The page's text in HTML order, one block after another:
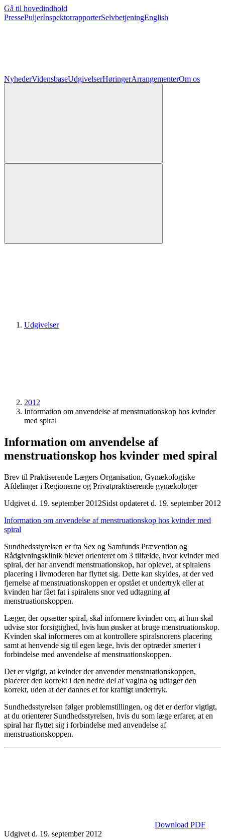
Gå til hovedindhold
PressePuljerInspektorrapporterSelvbetjeningEnglish
NyhederVidensbaseUdgivelserHøringerArrangementerOm os
Udgivelser
2012
Information om anvendelse af menstruationskop hos kvinder
med spiral
Information om anvendelse af
menstruationskop hos kvinder med spiral
Brev til Praktiserende Lægers Organisation, Gynækologiske
Afdelinger i Regionerne og Privatpraktiserende gynækologer
Udgivet d. 19. september 2012Sidst opdateret d. 19. september 2012
Information om anvendelse af menstruationskop hos kvinder med
spiral
Sundhedsstyrelsen er fra Sex og Samfunds Prævention og
Rådgivningsklinik blevet orienteret om 3 tilfælde, hvor kvinder med
spiral, der har anvendt menstruationskop, har oplevet, at spiralens
placering i livmoderen har flyttet sig. Dette kan skyldes, at der ved
fjernelse af menstruationskoppen er opstået et undertryk eller at
kvinden har fået fat i spiralens snor ved udtagning af
menstruationskoppen.
Læger, der opsætter spiral, skal informere kvinden om, at hun skal
udvise stor forsigtighed, hvis hun ønsker at bruge menstruationskop.
Kvinden skal informeres om at kontrollere spiralsnorens placering
samt at henvende sig til egen læge, hvis der optræder smerter i
forbindelse med anvendelse af menstruationskoppen.
Det er vigtigt, at kvinder der anvender menstruationskoppen,
placerer den korrekt i den nedre del af vagina og udtager den
korrekt, uden at der dannes et for kraftigt undertryk.
Sundhedsstyrelsen følger problemstillingen, og det er derfor vigtigt,
at du orienterer Sundhedsstyrelsen, hvis du som læge erfarer, at en
spiral har flyttet sig i forbindelse med anvendelse af
menstruationskoppen.
Download PDF
Udgivet d. 19. september 2012